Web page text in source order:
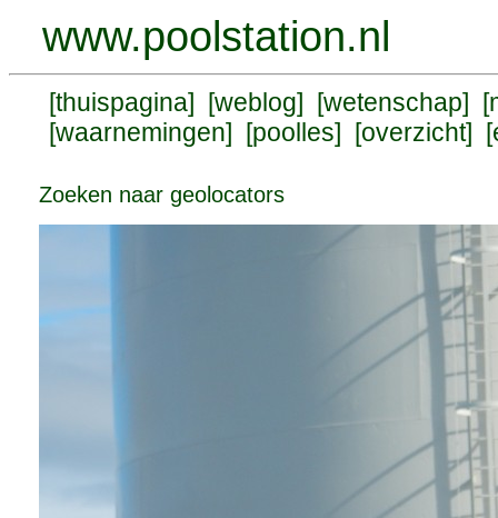
www.poolstation.nl
[thuispagina] [weblog] [wetenschap] [
[waarnemingen] [poolles] [overzicht] [
Zoeken naar geolocators